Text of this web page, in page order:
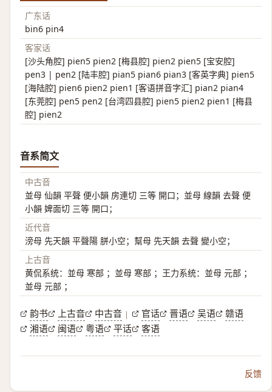
广东话
bin6 pin4
客家话
[沙头角腔] pien5 pien2 [梅县腔] pien2 pien5 [宝安腔]
pen3 | pen2 [陆丰腔] pian5 pian6 pian3 [客英字典] pien5
[海陆腔] pien6 pien2 pien1 [客语拼音字汇] pian2 pian4
[东莞腔] pen5 pen2 [台湾四县腔] pien5 pien2 pien1 [梅县
腔] pien2
音系简文
中古音
並母 仙韻 平聲 便小韻 房連切 三等 開口；並母 線韻 去聲 便
小韻 婢面切 三等 開口；
近代音
滂母 先天韻 平聲陽 胼小空；幫母 先天韻 去聲 變小空；
上古音
黄侃系统：並母 寒部 ；並母 寒部 ；王力系统：並母 元部 ；
並母 元部 ；
韵书 上古音 中古音 | 官话 晋语 吴语
赣语
湘语
闽语 粤语 平话 客语
反馈